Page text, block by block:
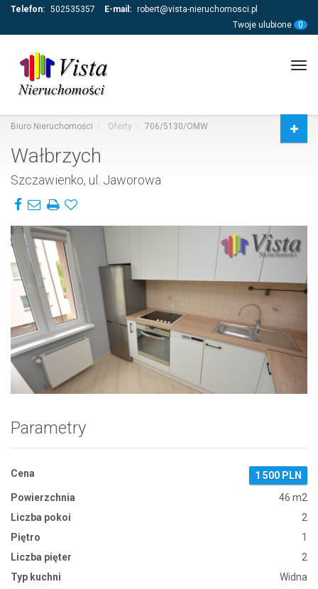
Telefon: 502535357 E-mail: robert@vista-nieruchomosci.pl
Twoje ulubione
0
Biuro Nieruchomości Oferty 706/5130/OMW
Wałbrzych
Szczawienko, ul. Jaworowa
Zdjęcie 1
Parametry
Cena
1 500 PLN
Powierzchnia
46 m2
Liczba pokoi
2
Piętro
1
Liczba pięter
2
Typ kuchni
Widna